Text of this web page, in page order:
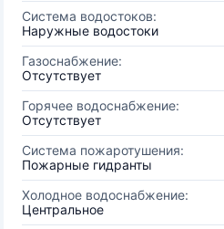
Система водостоков:
Наружные водостоки
Газоснабжение:
Отсутствует
Горячее водоснабжение:
Отсутствует
Система пожаротушения:
Пожарные гидранты
Холодное водоснабжение:
Центральное